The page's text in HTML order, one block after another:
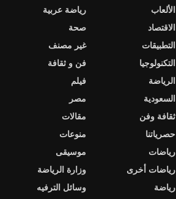
الألعاب
الاقتصاد
التطبيقات
التكنولوجيا
الرياضة
السعودية
ثقافة وفن
حصرياتنا
رياضات
رياضات أخرى
رياضة
رياضة عربية
صحة
غير مصنف
فن و ثقافة
فيلم
مصر
مقالات
منوعات
موسيقى
وزارة الرياضة
وسائل الترفيه